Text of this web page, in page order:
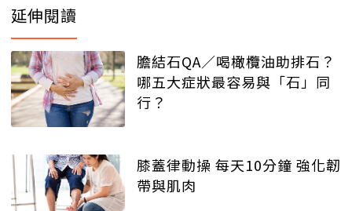
延伸閱讀
膽結石QA／喝橄欖油助排石？
哪五大症狀最容易與「石」同
行？
膝蓋律動操 每天10分鐘 強化韌
帶與肌肉